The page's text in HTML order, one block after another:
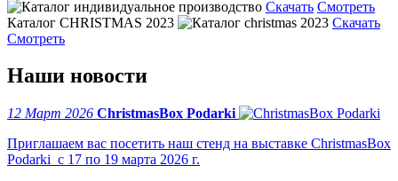
Скачать Смотреть
Каталог CHRISTMAS 2023
Скачать
Смотреть
Наши новости
12 Март 2026 ChristmasBox Podarki
Приглашаем вас посетить наш стенд на выставке ChristmasBox
Podarki с 17 по 19 марта 2026 г.